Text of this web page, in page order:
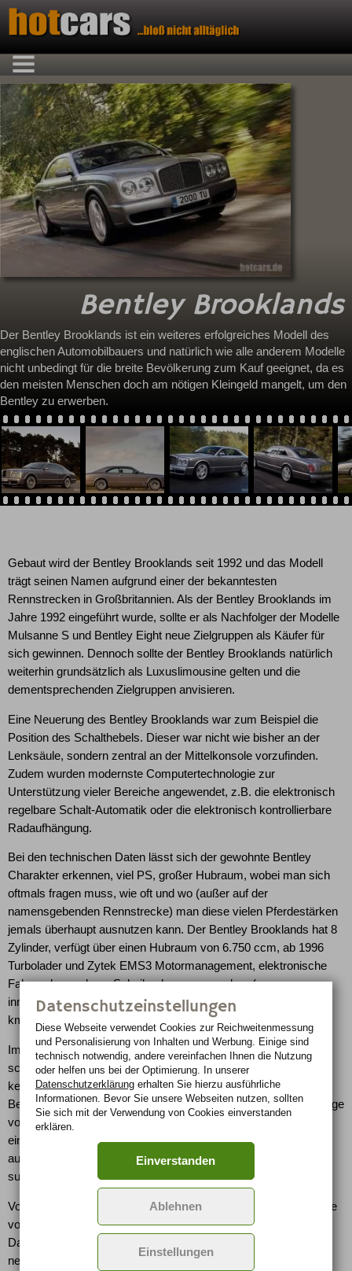
Bentley Brooklands
Der Bentley Brooklands ist ein weiteres erfolgreiches Modell des
englischen Automobilbauers und natürlich wie alle anderem Modelle
nicht unbedingt für die breite Bevölkerung zum Kauf geeignet, da es
den meisten Menschen doch am nötigen Kleingeld mangelt, um den
Bentley zu erwerben.
Gebaut wird der Bentley Brooklands seit 1992 und das Modell
trägt seinen Namen aufgrund einer der bekanntesten
Rennstrecken in Großbritannien. Als der Bentley Brooklands im
Jahre 1992 eingeführt wurde, sollte er als Nachfolger der Modelle
Mulsanne S und Bentley Eight neue Zielgruppen als Käufer für
sich gewinnen. Dennoch sollte der Bentley Brooklands natürlich
weiterhin grundsätzlich als Luxuslimousine gelten und die
dementsprechenden Zielgruppen anvisieren.
Eine Neuerung des Bentley Brooklands war zum Beispiel die
Position des Schalthebels. Dieser war nicht wie bisher an der
Lenksäule, sondern zentral an der Mittelkonsole vorzufinden.
Zudem wurden modernste Computertechnologie zur
Unterstützung vieler Bereiche angewendet, z.B. die elektronisch
regelbare Schalt-Automatik oder die elektronisch kontrollierbare
Radaufhängung.
Bei den technischen Daten lässt sich der gewohnte Bentley
Charakter erkennen, viel PS, großer Hubraum, wobei man sich
oftmals fragen muss, wie oft und wo (außer auf der
namensgebenden Rennstrecke) man diese vielen Pferdestärken
jemals überhaupt ausnutzen kann. Der Bentley Brooklands hat 8
Zylinder, verfügt über einen Hubraum von 6.750 ccm, ab 1996
Turbolader und Zytek EMS3 Motormanagement, elektronische
Fahrwerksregelung, Scheibenbremsen rundum (vorne
innenbelüftet) und erreicht eine Spitzengeschwindigkeit von 209
km/h.
Im Jahre 2007 erreicht das neue Bentley Brooklands Coupe mit
schlappen 537 PS einen neuen internen "Bentley-Rekord" und
keine anderes Serienauto entwickelt mehr Drehmoment als der
Bentley. Für den Preis von 300.000 Euro und einer Modell-Auflage
von nur 550 Exemplaren kann der Besitzer allerdings nicht nur
eindrucksvolle Motorkraft und edles Design erwarten, sondern
auch ein komfortables Fahrgefühl, welches seines Gleichen
sucht.
Vom Design her bleibt Bentley seiner Linie treu und fällt nach wie
vor durch die extrem langgestreckte Motorhaube, das flache
Dach und den sehr kurzen Überhang vorne auf. Bentley selbst
nennt den Brooklands ganz bescheiden das exklusivste Coupe
Datenschutzeinstellungen
Diese Webseite verwendet Cookies zur Reichweiten­messung
und Personalisierung von Inhalten und Werbung. Einige sind
technisch notwendig, andere vereinfachen Ihnen die Nutzung
oder helfen uns bei der Optimierung. In unserer
Datenschutzerklärungerhalten Sie hierzu ausführliche
Informationen. Bevor Sie unsere Webseiten nutzen, sollten
Sie sich mit der Verwendung von Cookies einverstanden
erklären.
Einverstanden
Ablehnen
Einstellungen